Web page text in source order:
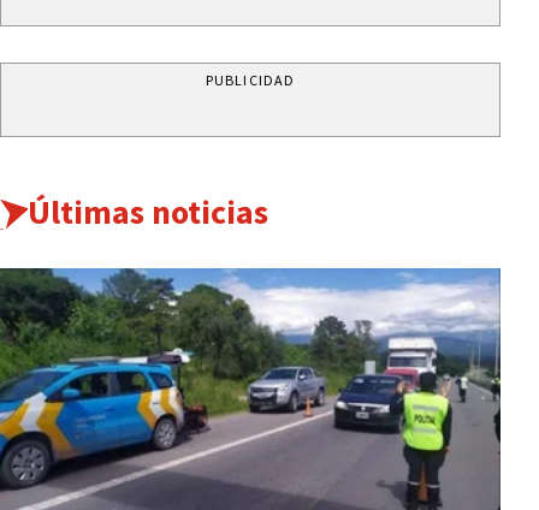
PUBLICIDAD
Últimas noticias